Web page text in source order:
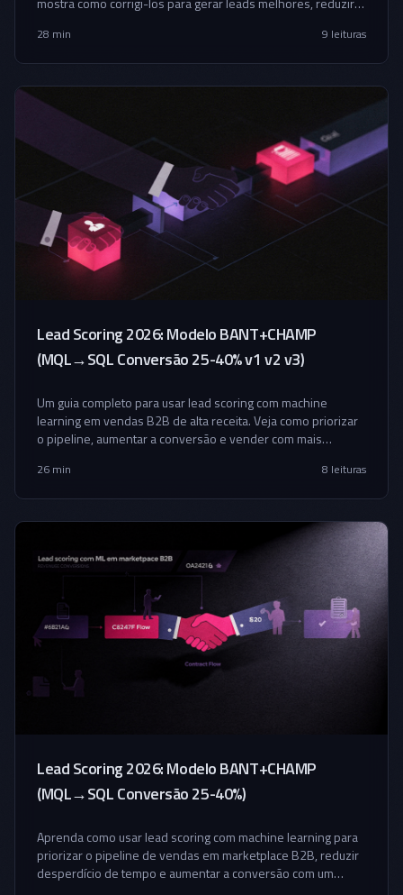
28 min 9 leituras
Lead Scoring 2026: Modelo BANT+CHAMP
(MQL→SQL Conversão 25-40% v1 v2 v3)
Um guia completo para usar lead scoring com machine
learning em vendas B2B de alta receita. Veja como priorizar
o pipeline, aumentar a conversão e vender com mais
26 min 8 leituras
Lead Scoring 2026: Modelo BANT+CHAMP
(MQL→SQL Conversão 25-40%)
Aprenda como usar lead scoring com machine learning para
priorizar o pipeline de vendas em marketplace B2B, reduzir
desperdício de tempo e aumentar a conversão com um